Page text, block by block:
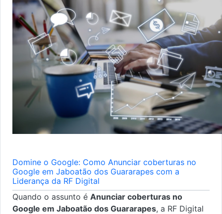
Domine o Google: Como Anunciar coberturas no
Google em Jaboatão dos Guararapes com a
Liderança da RF Digital
Quando o assunto é Anunciar coberturas no
Google em Jaboatão dos Guararapes, a RF Digital